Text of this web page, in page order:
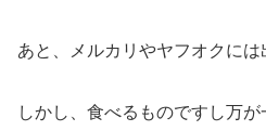
あと、メルカリやヤフオクには
しかし、食べるものですし万